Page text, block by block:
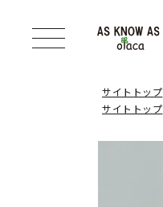
サイトトップ
サイトトップ